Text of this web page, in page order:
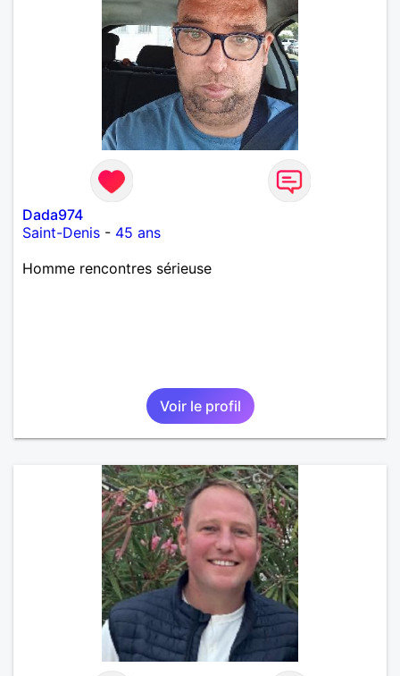
Dada974
Saint-Denis - 45 ans
Homme rencontres sérieuse
Voir le profil